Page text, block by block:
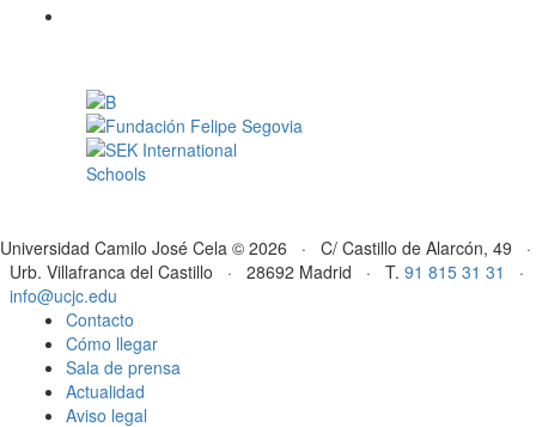
Universidad Camilo José Cela © 2026 · C/ Castillo de Alarcón, 49 ·
Urb. Villafranca del Castillo · 28692 Madrid · T. 91 815 31 31
·
info@ucjc.edu
Contacto
Cómo llegar
Sala de prensa
Actualidad
Aviso legal